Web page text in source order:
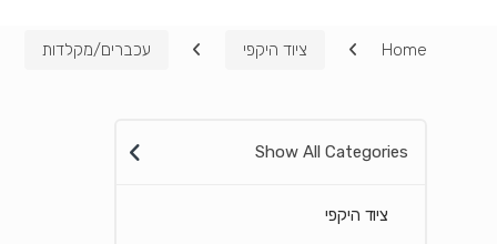
Home ציוד היקפי עכברים/מקלדות
Show All Categories
ציוד היקפי